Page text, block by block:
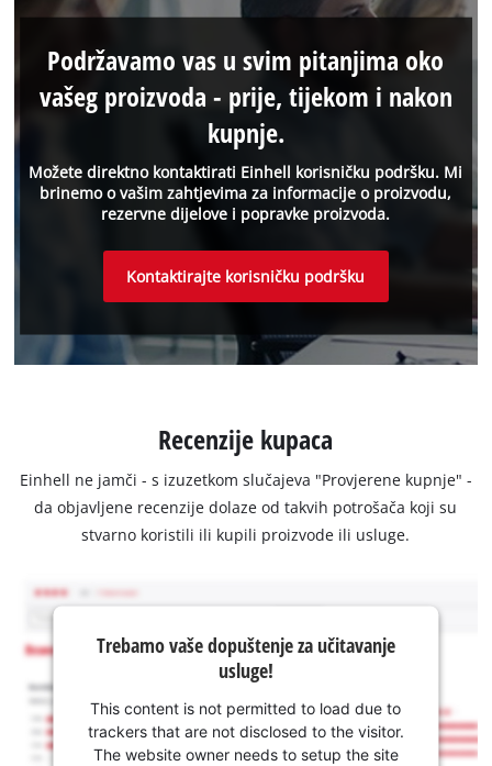
Možete direktno kontaktirati Einhell korisničku podršku. Mi
brinemo o vašim zahtjevima za informacije o proizvodu,
rezervne dijelove i popravke proizvoda.
Podržavamo vas u svim pitanjima oko
vašeg proizvoda - prije, tijekom i nakon
kupnje.
Kontaktirajte korisničku podršku
Recenzije kupaca
Einhell ne jamči - s izuzetkom slučajeva "Provjerene kupnje" -
da objavljene recenzije dolaze od takvih potrošača koji su
stvarno koristili ili kupili proizvode ili usluge.
Trebamo vaše dopuštenje za učitavanje
usluge!
This content is not permitted to load due to
trackers that are not disclosed to the visitor.
The website owner needs to setup the site